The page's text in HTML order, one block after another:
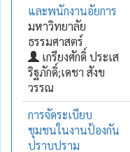
และพนักงานอัยการ
มหาวิทยาลัย
ธรรมศาสตร์
เกรียงศักดิ์ ประเส
ริฐภักดิ์;เดชา สังข
วรรณ
การจัดระเบียบ
ชุมชนในงานป้องกัน
ปราบปราม